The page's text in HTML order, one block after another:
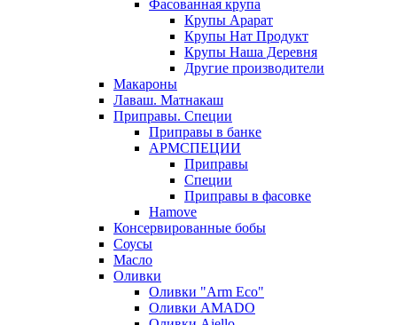
Фасованная крупа
Крупы Арарат
Крупы Нат Продукт
Крупы Наша Деревня
Другие производители
Макароны
Лаваш. Матнакаш
Приправы. Специи
Приправы в банке
АРМСПЕЦИИ
Приправы
Специи
Приправы в фасовке
Hamove
Консервированные бобы
Соусы
Масло
Оливки
Оливки "Arm Eco"
Оливки AMADO